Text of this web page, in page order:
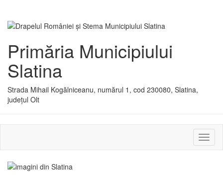
Primăria Municipiului
Slatina
Strada Mihail Kogălniceanu, numărul 1, cod 230080, Slatina,
județul Olt
sau